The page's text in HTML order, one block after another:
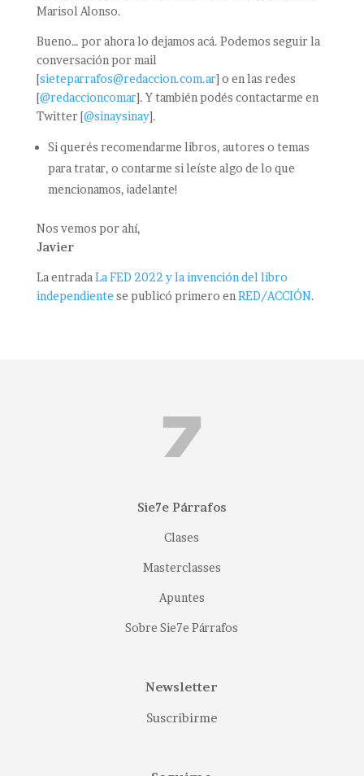
Marisol Alonso.
Bueno… por ahora lo dejamos acá. Podemos seguir la
conversación por mail
[sieteparrafos@redaccion.com.ar] o en las redes
[@redaccioncomar]. Y también podés contactarme en
Twitter [@sinaysinay].
Si querés recomendarme libros, autores o temas
para tratar, o contarme si leíste algo de lo que
mencionamos, ¡adelante!
Nos vemos por ahí,
Javier
La entrada La FED 2022 y la invención del libro
independiente se publicó primero en RED/ACCIÓN.
Sie7e Párrafos
Clases
Masterclasses
Apuntes
Sobre Sie7e Párrafos
Newsletter
Suscribirme